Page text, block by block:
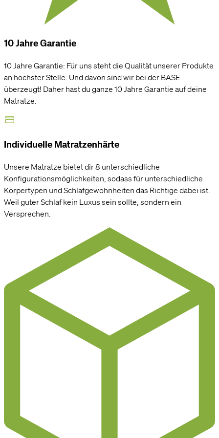
10 Jahre Garantie
10 Jahre Garantie: Für uns steht die Qualität unserer Produkte
an höchster Stelle. Und davon sind wir bei der BASE
überzeugt! Daher hast du ganze 10 Jahre Garantie auf deine
Matratze.
Individuelle Matratzenhärte
Unsere Matratze bietet dir 8 unterschiedliche
Konfigurationsmöglichkeiten, sodass für unterschiedliche
Körpertypen und Schlafgewohnheiten das Richtige dabei ist.
Weil guter Schlaf kein Luxus sein sollte, sondern ein
Versprechen.